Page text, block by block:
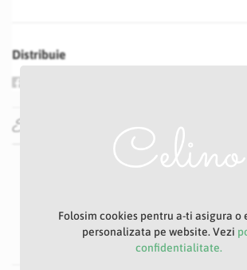
Distribuie
Specificatii
115 cm
Folosim cookies pentru a-ti asigura o
personalizata pe website. Vezi
confidentialitate.